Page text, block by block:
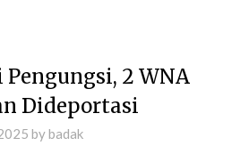
Pengungsi, 2 WNA
Dideportasi
bybadak